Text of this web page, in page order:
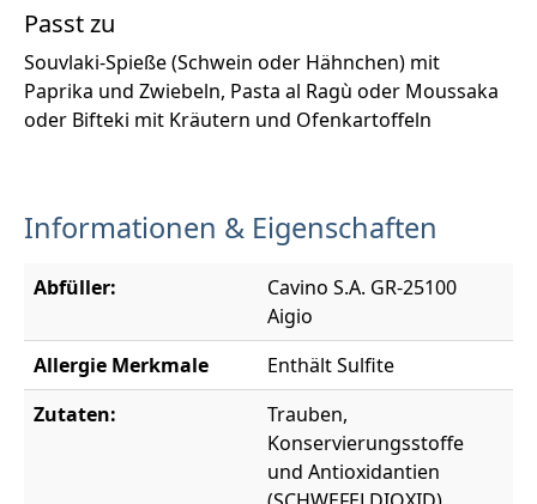
Passt zu
Souvlaki-Spieße (Schwein oder Hähnchen) mit
Paprika und Zwiebeln, Pasta al Ragù oder Moussaka
oder Bifteki mit Kräutern und Ofenkartoffeln
Informationen & Eigenschaften
Abfüller:
Cavino S.A. GR-25100
Aigio
Allergie Merkmale
Enthält Sulfite
Zutaten:
Trauben,
Konservierungsstoffe
und Antioxidantien